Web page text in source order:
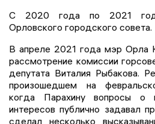
С 2020 года по 2021 год
Орловского городского совета.
В апреле 2021 года мэр Орла
рассмотрение комиссии
депутата Виталия Рыбакова.
произошедшем на
когда Парахину вопросы о
интересов публично задавал
сделал несколько